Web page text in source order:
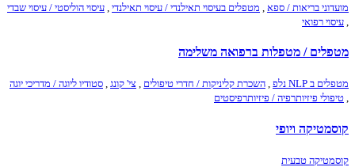
מועדוני בריאות / ספא מטפלים בעיסוי תאילנדי / עיסוי תאילנדי עיסוי הוליסטי / עיסוי שבדי
עיסוי רפואי
מטפלים / מטפלות ברפואה משלימה
מטפלים ב NLP נלפ , השכרת קליניקות / חדרי טיפולים , צי' קונג , סטודיו ליוגה / מדריכי יוגה
, טיפולי פיזיותרפיה / פיזיותרפיסטים
קוסמטיקה ויופי
קוסמטיקה טבעית